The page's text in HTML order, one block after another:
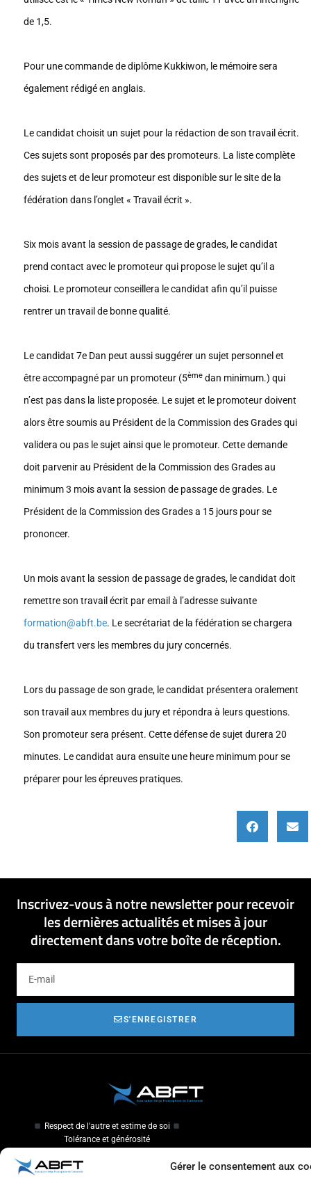
Gérer le consentement aux
de 1,5.
Pour une commande de diplôme Kukkiwon, le mémoire sera
également rédigé en anglais.
Le candidat choisit un sujet pour la rédaction de son travail écrit.
Ces sujets sont proposés par des promoteurs. La liste complète
des sujets et de leur promoteur est disponible sur le site de la
fédération dans l’onglet « Travail écrit ».
Six mois avant la session de passage de grades, le candidat
prend contact avec le promoteur qui propose le sujet qu’il a
choisi. Le promoteur conseillera le candidat afin qu’il puisse
rentrer un travail de bonne qualité.
Le candidat 7e Dan peut aussi suggérer un sujet personnel et
être accompagné par un promoteur (5ème dan minimum.) qui
n’est pas dans la liste proposée. Le sujet et le promoteur doivent
alors être soumis au Président de la Commission des Grades qui
validera ou pas le sujet ainsi que le promoteur. Cette demande
doit parvenir au Président de la Commission des Grades au
minimum 3 mois avant la session de passage de grades. Le
Président de la Commission des Grades a 15 jours pour se
prononcer.
Un mois avant la session de passage de grades, le candidat doit
remettre son travail écrit par email à l’adresse suivante
formation@abft.be. Le secrétariat de la fédération se chargera
du transfert vers les membres du jury concernés.
Lors du passage de son grade, le candidat présentera oralement
son travail aux membres du jury et répondra à leurs questions.
Son promoteur sera présent. Cette défense de sujet durera 20
minutes. Le candidat aura ensuite une heure minimum pour se
préparer pour les épreuves pratiques.
Inscrivez-vous à notre newsletter pour recevoir
les dernières actualités et mises à jour
directement dans votre boîte de réception.
S'ENREGISTRER
Respect de l'autre et estime de soi
Tolérance et générosité